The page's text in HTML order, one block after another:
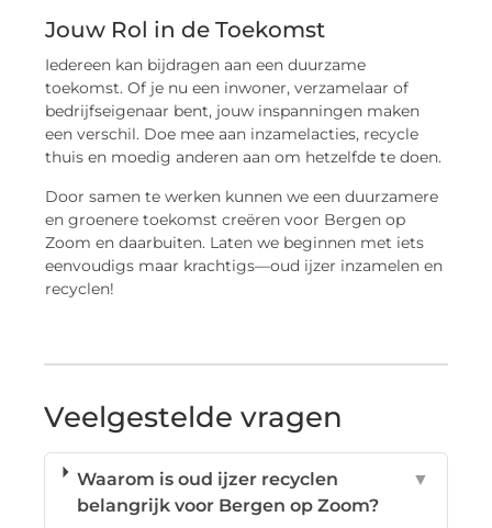
Jouw Rol in de Toekomst
Iedereen kan bijdragen aan een duurzame
toekomst. Of je nu een inwoner, verzamelaar of
bedrijfseigenaar bent, jouw inspanningen maken
een verschil. Doe mee aan inzamelacties, recycle
thuis en moedig anderen aan om hetzelfde te doen.
Door samen te werken kunnen we een duurzamere
en groenere toekomst creëren voor Bergen op
Zoom en daarbuiten. Laten we beginnen met iets
eenvoudigs maar krachtigs—oud ijzer inzamelen en
recyclen!
Veelgestelde vragen
Waarom is oud ijzer recyclen
belangrijk voor Bergen op Zoom?
▼